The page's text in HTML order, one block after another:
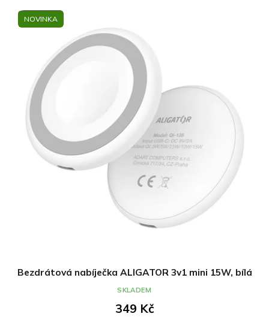
NOVINKA
Bezdrátová nabíječka ALIGATOR 3v1 mini 15W, bílá
349 Kč
SKLADEM